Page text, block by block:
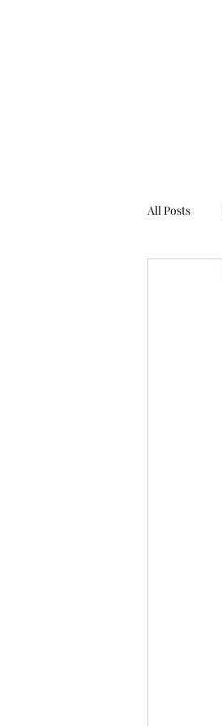
All Posts